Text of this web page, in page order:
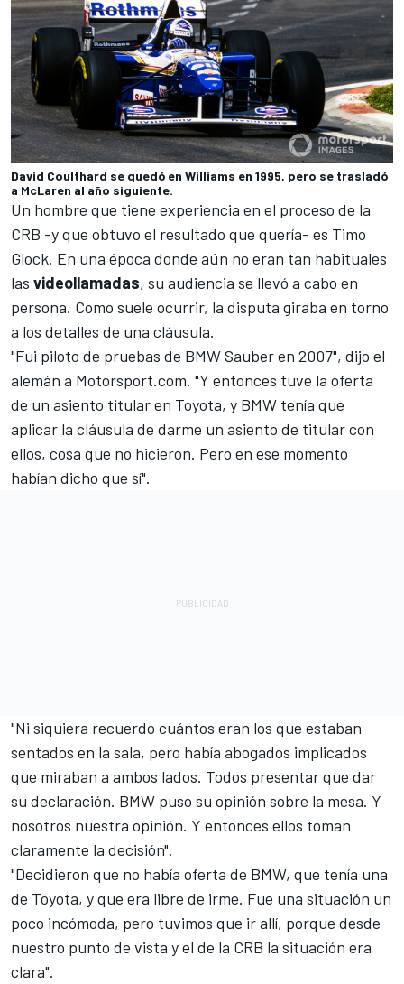
David Coulthard se quedó en Williams en 1995, pero se trasladó
a McLaren al año siguiente.
Un hombre que tiene experiencia en el proceso de la
CRB -y que obtuvo el resultado que quería- es Timo
Glock. En una época donde aún no eran tan habituales
las videollamadas, su audiencia se llevó a cabo en
persona. Como suele ocurrir, la disputa giraba en torno
a los detalles de una cláusula.
"Fui piloto de pruebas de BMW Sauber en 2007", dijo el
alemán a Motorsport.com. "Y entonces tuve la oferta
de un asiento titular en Toyota, y BMW tenía que
aplicar la cláusula de darme un asiento de titular con
ellos, cosa que no hicieron. Pero en ese momento
habían dicho que sí".
"Ni siquiera recuerdo cuántos eran los que estaban
sentados en la sala, pero había abogados implicados
que miraban a ambos lados. Todos presentar que dar
su declaración. BMW puso su opinión sobre la mesa. Y
nosotros nuestra opinión. Y entonces ellos toman
claramente la decisión".
"Decidieron que no había oferta de BMW, que tenía una
de Toyota, y que era libre de irme. Fue una situación un
poco incómoda, pero tuvimos que ir allí, porque desde
nuestro punto de vista y el de la CRB la situación era
clara".